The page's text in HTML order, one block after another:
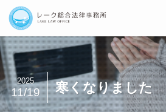
寒くなりました
2025
11/19